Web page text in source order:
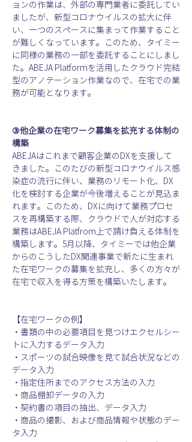
ョンの作業は、外部の専門業者に委託してい
ましたが、新型コロナウイルスの拡大に伴
い、一つのスペースに集まって作業すること
が難しくなっています。このため、タイミー
に同様の業務の一部を委託することにしまし
た。ABEJA Platformを活用したクラウド完結
型のアノテーション作業なので、在宅での業
務が可能となります。
③他企業の在宅ワーク募集を拡充する体制の
構築
ABEJAはこれまで顧客企業のDXを支援して
きました。このたびの新型コロナウイルス感
染症の流行に伴い、業務のリモート化、DX
化を検討する企業が今後増えることが見込ま
れます。このため、DXに向けて業務プロセ
スを再構築する際、クラウドで人が対応する
業務はABEJA Platfrom上で請け負える体制を
構築します。5月以降、タイミーでは他企業
からのこうしたDX関連事業で新たに生まれ
た在宅ワークの募集を拡充し、多くの方々が
在宅で収入を得る方策を構築いたします。
【在宅ワークの例】
・書類の中の必要項目を見つけエクセルシー
トに入力するデータ入力
・スポーツの試合映像を見て試合状況などの
データ入力
・指定住所までのアクセス方法の入力
・商品棚卸データの入力
・契約書の項目の抽出、データ入力
・商品の撮影、および商品情報や状態のデー
タ入力